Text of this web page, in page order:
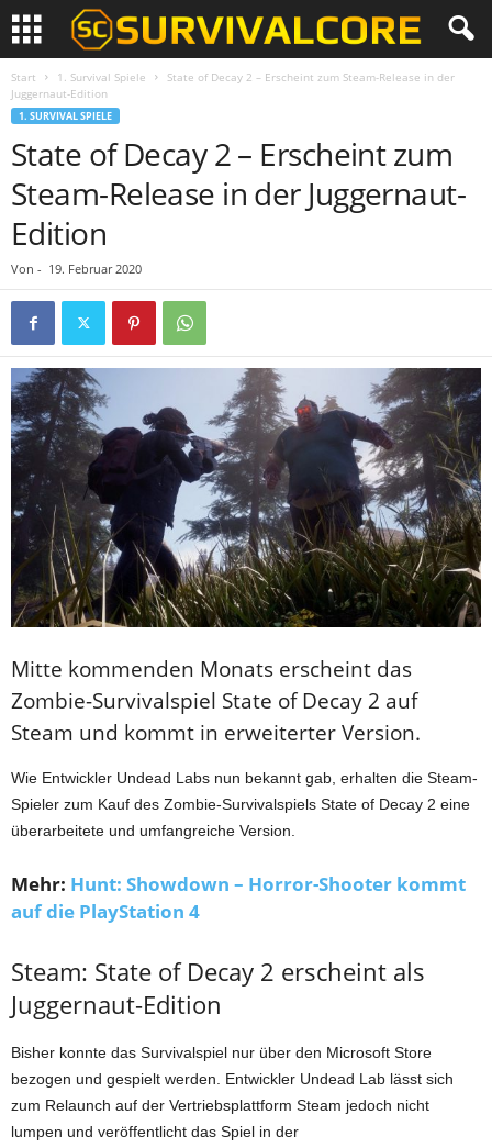
Start 1. Survival Spiele
State of Decay 2 – Erscheint zum Steam-Release in der
Juggernaut-Edition
1. SURVIVAL SPIELE
State of Decay 2 – Erscheint zum
Steam-Release in der Juggernaut-
Edition
Von - 19. Februar 2020
Mitte kommenden Monats erscheint das
Zombie-Survivalspiel State of Decay 2 auf
Steam und kommt in erweiterter Version.
Wie Entwickler Undead Labs nun bekannt gab, erhalten die Steam-
Spieler zum Kauf des Zombie-Survivalspiels State of Decay 2 eine
überarbeitete und umfangreiche Version.
Mehr: Hunt: Showdown – Horror-Shooter kommt
auf die PlayStation 4
Steam: State of Decay 2 erscheint als
Juggernaut-Edition
Bisher konnte das Survivalspiel nur über den Microsoft Store
bezogen und gespielt werden. Entwickler Undead Lab lässt sich
zum Relaunch auf der Vertriebsplattform Steam jedoch nicht
lumpen und veröffentlicht das Spiel in der